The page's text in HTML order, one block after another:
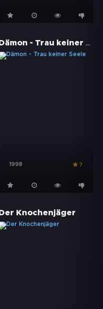
Dämon - Trau keiner Seele
1998 7
Der Knochenjäger